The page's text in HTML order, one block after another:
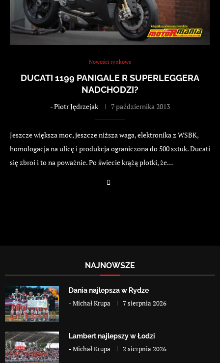
Nowości rynkowe
DUCATI 1199 PANIGALE R SUPERLEGGERA
NADCHODZI?
-Piotr Jędrzejak 7 października 2013
Jeszcze większa moc, jeszcze niższa waga, elektronika z WSBK,
homologacja na ulicę i produkcja ograniczona do 500 sztuk. Ducati
się zbroi i to na poważnie. Po świecie krążą plotki, że…
NAJNOWSZE
Dania najlepsza w Rydze
-Michał Krupa 7 sierpnia 2026
Lambert najlepszy w Łodzi
-Michał Krupa 2 sierpnia 2026